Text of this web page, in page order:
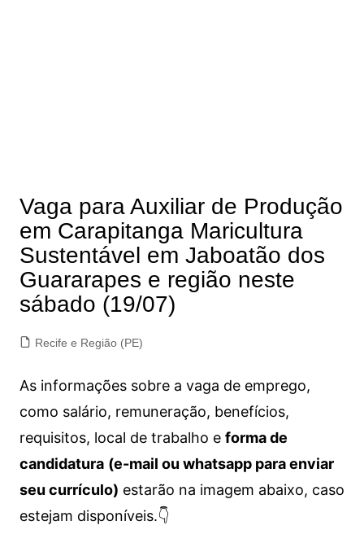
Vaga para Auxiliar de Produção
em Carapitanga Maricultura
Sustentável em Jaboatão dos
Guararapes e região neste
sábado (19/07)
Recife e Região (PE)
As informações sobre a vaga de emprego,
como salário, remuneração, benefícios,
requisitos, local de trabalho e forma de
candidatura (e-mail ou whatsapp para enviar
seu currículo) estarão na imagem abaixo, caso
estejam disponíveis.👇